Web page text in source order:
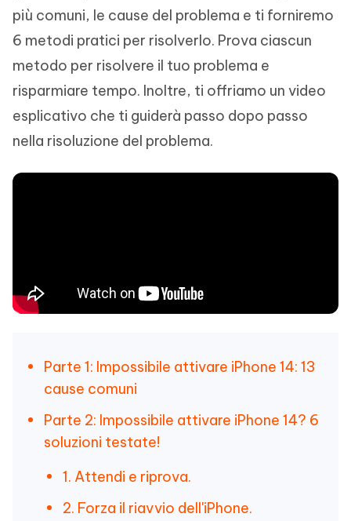
più comuni, le cause del problema e ti forniremo
6 metodi pratici per risolverlo. Prova ciascun
metodo per risolvere il tuo problema e
risparmiare tempo. Inoltre, ti offriamo un video
esplicativo che ti guiderà passo dopo passo
nella risoluzione del problema.
Parte 1: Impossibile attivare iPhone 14: 13
cause comuni
Parte 2: Impossibile attivare iPhone 14? 6
soluzioni testate!
1. Attendi e riprova.
2. Forza il riavvio dell'iPhone.